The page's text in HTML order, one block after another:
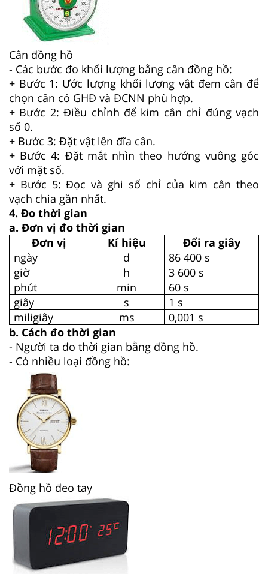
Cân đồng hồ
- Các bước đo khối lượng bằng cân đồng hồ:
+ Bước 1: Ước lượng khối lượng vật đem cân để
chọn cân có GHĐ và ĐCNN phù hợp.
+ Bước 2: Điều chỉnh để kim cân chỉ đúng vạch
số 0.
+ Bước 3: Đặt vật lên đĩa cân.
+ Bước 4: Đặt mắt nhìn theo hướng vuông góc
với mặt số.
+ Bước 5: Đọc và ghi số chỉ của kim cân theo
vạch chia gần nhất.
4. Đo thời gian
a. Đơn vị đo thời gian
Đơn vị
Kí hiệu
Đổi ra giây
ngày
d
86 400 s
giờ
h
3 600 s
phút
min
60 s
giây
s
1 s
miligiây
ms
0,001 s
b. Cách đo thời gian
- Người ta đo thời gian bằng đồng hồ.
- Có nhiều loại đồng hồ:
Đồng hồ đeo tay